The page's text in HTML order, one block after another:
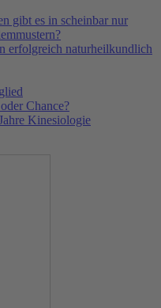
gibt es in scheinbar nur
erfolgreich naturheilkundlich
Chance?
Kinesiologie